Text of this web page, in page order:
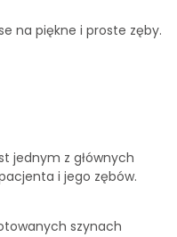
na piękne i proste zęby.
jednym z głównych
i jego zębów.
szynach